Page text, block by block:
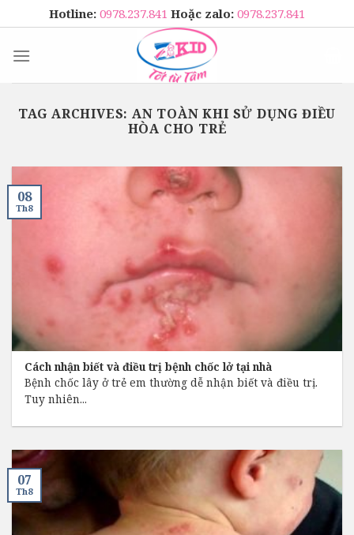
to
content
Hotline: 0978.237.841 Hoặc zalo: 0978.237.841
TAG ARCHIVES: AN TOÀN KHI SỬ DỤNG ĐIỀU
HÒA CHO TRẺ
Cách nhận biết và điều trị bệnh chốc lở tại nhà
Bệnh chốc lây ở trẻ em thường dễ nhận biết và điều trị.
Tuy nhiên...
08
Th8
07
Th8